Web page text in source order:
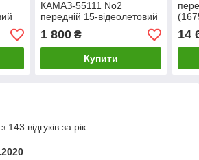
КАМАЗ-55111 No2
передній 15-відеолетовий
(75х10-1575) (пр.о ЧМЗ)
1 800₴
Купити
14
відгуків за рік